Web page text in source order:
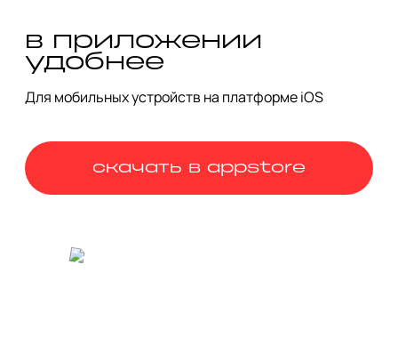
хлебозавода определяет кольцевой конвейер,
придуманный инженером Георгием Марсаковым. Он
позволял почти полностью автоматизировать процесс
выпекания хлеба. Здание хлебозавода — манифест
конструктивизму, где форма рождает функцию.
в приложении
удобнее
Для мобильных устройств на платформе iOS
скачать в appstore